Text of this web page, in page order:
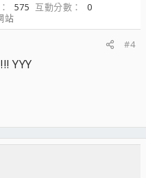
575 互動分數
0
站
#4
YYY